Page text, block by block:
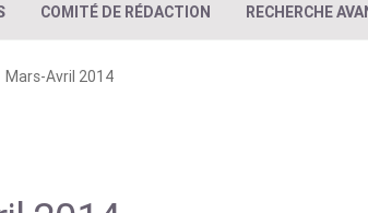
COMITÉ DE RÉDACTION RECHERCHE
Mars-Avril 2014